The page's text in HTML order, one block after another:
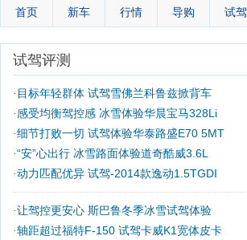
首页 新车 行情 导购 试驾
试驾评测
· 目标年轻群体 试驾雪佛兰科鲁兹掀背车
·感受均衡驾控感 冰雪体验华晨宝马328Li
·细节打败一切 试驾体验华泰路盛E70 5MT
·“安”心出行 冰雪路面体验道奇酷威3.6L
·动力匹配优异 试驾-2014款逸动1.5TGDI
·让驾控更安心 斯巴鲁冬季冰雪试驾体验
·轴距超过福特F-150 试驾卡威K1宽体皮卡